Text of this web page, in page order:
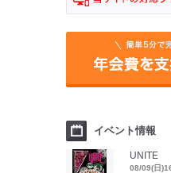
イベント情報
UNITE
08/09(日